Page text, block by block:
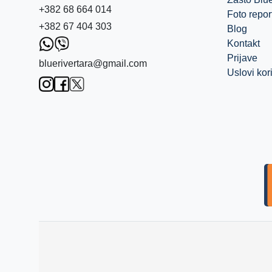
+382 68 664 014
+382 67 404 303
bluerivertara@gmail.com
Foto
Blog
Kontakt
Prijave
Uslovi